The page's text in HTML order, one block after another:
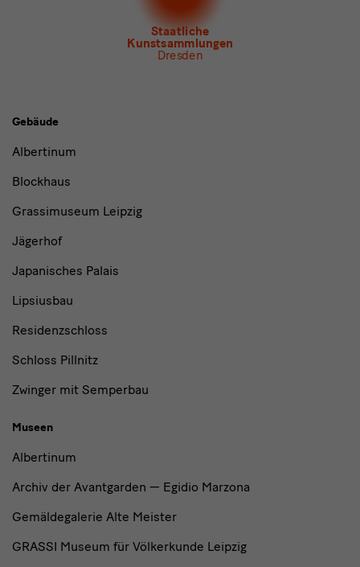
Museum für Sächsische Volkskunst
Staatliche
Kunstsammlungen
Dresden
Gebäude,
Museen
Institutionen
Gebäude
Albertinum
Blockhaus
Grassimuseum Leipzig
Jägerhof
Japanisches Palais
Lipsiusbau
Residenzschloss
Schloss Pillnitz
Zwinger mit Semperbau
Museen
Albertinum
Archiv der Avantgarden — Egidio Marzona
Gemäldegalerie Alte Meister
GRASSI Museum für Völkerkunde Leipzig